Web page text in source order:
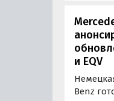
и EQV
Benz